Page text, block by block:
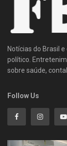
Notícias do Brasil
político.
sobre saúde,
Follow Us